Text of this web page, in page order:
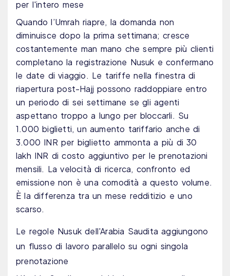
per l'intero mese
Quando l’Umrah riapre, la domanda non
diminuisce dopo la prima settimana; cresce
costantemente man mano che sempre più clienti
completano la registrazione Nusuk e confermano
le date di viaggio. Le tariffe nella finestra di
riapertura post-Hajj possono raddoppiare entro
un periodo di sei settimane se gli agenti
aspettano troppo a lungo per bloccarli. Su
1.000 biglietti, un aumento tariffario anche di
3.000 INR per biglietto ammonta a più di 30
lakh INR di costo aggiuntivo per le prenotazioni
mensili. La velocità di ricerca, confronto ed
emissione non è una comodità a questo volume.
È la differenza tra un mese redditizio e uno
scarso.
Le regole Nusuk dell'Arabia Saudita aggiungono
un flusso di lavoro parallelo su ogni singola
prenotazione